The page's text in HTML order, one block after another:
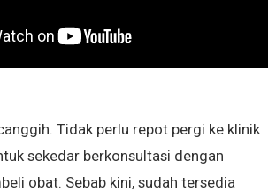
Tidak perlu repot pergi ke klinik
sekedar berkonsultasi dengan
obat. Sebab kini, sudah tersedia